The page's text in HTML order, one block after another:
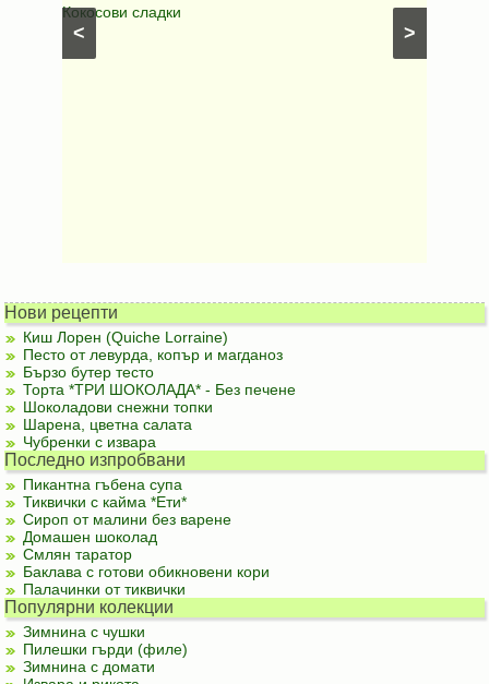
>
<
Кокосови сладки
Нови рецепти
Киш Лорен (Quiche Lorraine)
Песто от левурда, копър и магданоз
Бързо бутер тесто
Торта *ТРИ ШОКОЛАДА* - Без печене
Шоколадови снежни топки
Шарена, цветна салата
Чубренки с извара
Последно изпробвани
Пикантна гъбена супа
Тиквички с кайма *Ети*
Сироп от малини без варене
Домашен шоколад
Смлян таратор
Баклава с готови обикновени кори
Палачинки от тиквички
Популярни колекции
Зимнина с чушки
Пилешки гърди (филе)
Зимнина с домати